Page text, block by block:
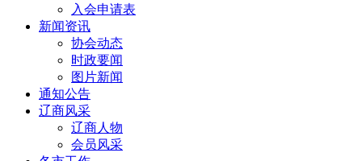
入会申请表
新闻资讯
协会动态
时政要闻
图片新闻
通知公告
辽商风采
辽商人物
会员风采